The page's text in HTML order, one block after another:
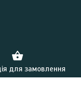
для замовлення